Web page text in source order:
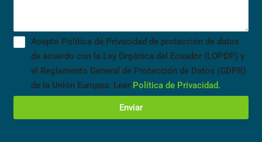
Acepto Política de Privacidad de protección de datos
de acuerdo con la Ley Orgánica del Ecuador (LOPDP) y
el Reglamento General de Protección de Datos (GDPR)
de la Unión Europea. Leer Política de Privacidad.
Enviar